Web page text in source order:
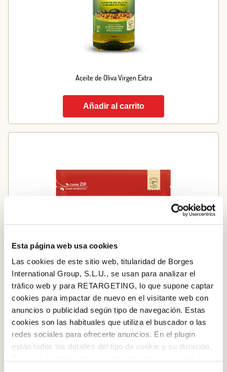
Esta página web usa cookies
Las cookies de este sitio web, titularidad de Borges
International Group, S.L.U., se usan para analizar el
tráfico web y para RETARGETING, lo que supone captar
cookies para impactar de nuevo en el visitante web con
anuncios o publicidad según tipo de navegación. Estas
cookies son las habituales que utiliza el buscador o las
redes sociales para ofrecerte anuncios. En el plugin
están todos los detalles del tipo de cookie y su duración.
Aceite de Oliva Virgen Extra
Añadir al carrito
Nueces en grano, origen California
Log in with Google